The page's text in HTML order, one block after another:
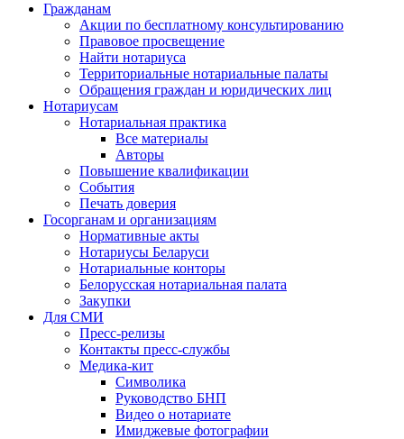
Гражданам
Акции по бесплатному консультированию
Правовое просвещение
Найти нотариуса
Территориальные нотариальные палаты
Обращения граждан и юридических лиц
Нотариусам
Нотариальная практика
Все материалы
Авторы
Повышение квалификации
События
Печать доверия
Госорганам и организациям
Нормативные акты
Нотариусы Беларуси
Нотариальные конторы
Белорусская нотариальная палата
Закупки
Для СМИ
Пресс-релизы
Контакты пресс-службы
Медика-кит
Символика
Руководство БНП
Видео о нотариате
Имиджевые фотографии